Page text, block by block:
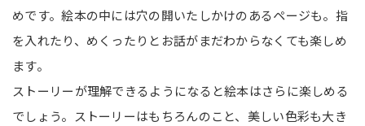
めです。絵本の中には穴の開いたしかけのあるページも。指
を入れたり、めくったりとお話がまだわからなくても楽しめ
ます。
ストーリーが理解できるようになると絵本はさらに楽しめる
でしょう。ストーリーはもちろんのこと、美しい色彩も大き